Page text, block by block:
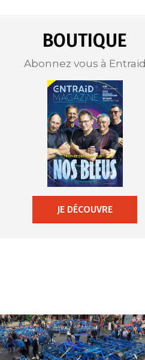
BOUTIQUE
Abonnez vous à Entraid
JE DÉCOUVRE